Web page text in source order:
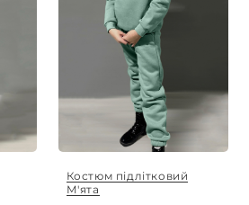
Костюм підлітковий
М'ята